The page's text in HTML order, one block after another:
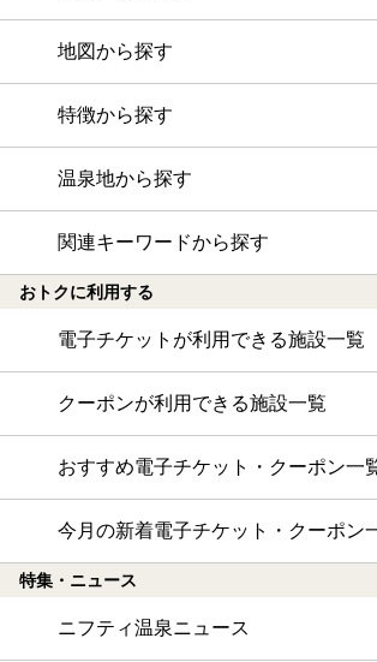
地図から探す
特徴から探す
温泉地から探す
関連キーワードから探す
おトクに利用する
電子チケットが利用できる施設一覧
クーポンが利用できる施設一覧
おすすめ電子チケット・クーポン一
今月の新着電子チケット・クーポン
特集・ニュース
ニフティ温泉ニュース